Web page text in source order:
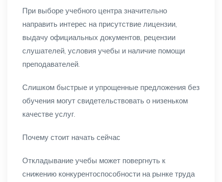
При выборе учебного центра значительно
направить интерес на присутствие лицензии,
выдачу официальных документов, рецензии
слушателей, условия учебы и наличие помощи
преподавателей.
Слишком быстрые и упрощенные предложения без
обучения могут свидетельствовать о низеньком
качестве услуг.
Почему стоит начать сейчас
Откладывание учебы может повергнуть к
снижению конкурентоспособности на рынке труда